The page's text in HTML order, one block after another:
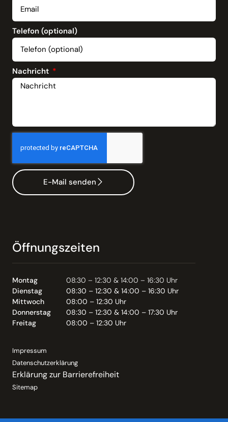
Telefon (optional)
Nachricht
E-Mail senden
Öffnungszeiten
Montag
08:30 – 12:30 & 14:00 – 16:30 Uhr
Dienstag
08:30 – 12:30 & 14:00 – 16:30 Uhr
Mittwoch
08:00 – 12:30 Uhr
Donnerstag
08:30 – 12:30 & 14:00 – 17:30 Uhr
Freitag
08:00 – 12:30 Uhr
Impressum
Datenschutzerklärung
Erklärung zur Barrierefreiheit
Sitemap